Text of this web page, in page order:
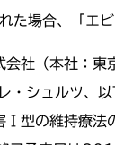
た場合、「エ
会社（本社：東
・シュルツ、
Ⅰ型の維持療法